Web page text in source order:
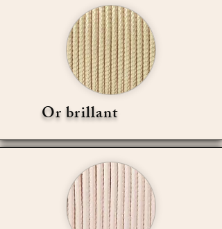
Or brillant